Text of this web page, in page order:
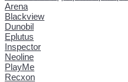
Arena
Blackview
Dunobil
Eplutus
Inspector
Neoline
PlayMe
Recxon